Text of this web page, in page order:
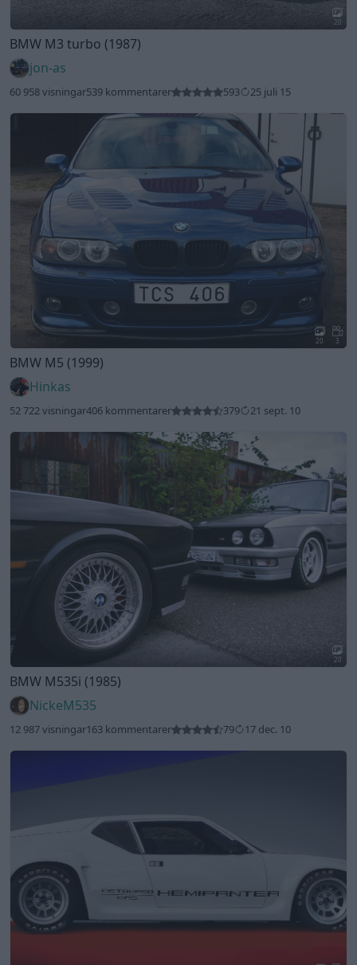
20
BMW M3 turbo (1987)
jon-as
60 958 visningar539 kommentarer 593 25 juli 15
20 3
BMW M5 (1999)
Hinkas
52 722 visningar406 kommentarer 379 21 sept. 10
20
BMW M535i (1985)
NickeM535
12 987 visningar163 kommentarer 79 17 dec. 10